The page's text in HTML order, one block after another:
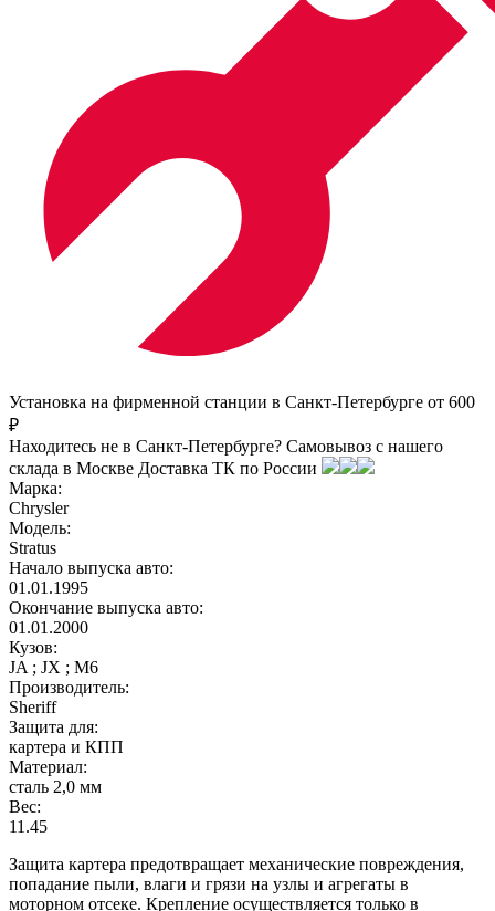
Установка на фирменной станции в Санкт-Петербурге от 600
₽
Находитесь не в Санкт-Петербурге? Самовывоз с нашего
склада в Москве Доставка ТК по России
Марка:
Chrysler
Модель:
Stratus
Начало выпуска авто:
01.01.1995
Окончание выпуска авто:
01.01.2000
Кузов:
JA ; JX ; M6
Производитель:
Sheriff
Защита для:
картера и КПП
Материал:
сталь 2,0 мм
Вес:
11.45
Защита картера предотвращает механические повреждения,
попадание пыли, влаги и грязи на узлы и агрегаты в
моторном отсеке. Крепление осуществляется только в